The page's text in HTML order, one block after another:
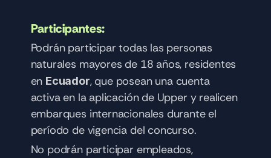
Participantes:
Podrán participar todas las personas
naturales mayores de 18 años, residentes
en Ecuador, que posean una cuenta
activa en la aplicación de Upper y realicen
embarques internacionales durante el
período de vigencia del concurso.
No podrán participar empleados,